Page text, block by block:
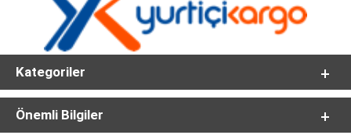
Kategoriler
Önemli Bilgiler